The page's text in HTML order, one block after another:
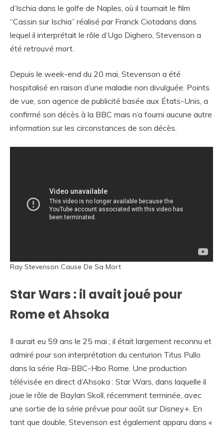
d’Ischia dans le golfe de Naples, où il tournait le film
“Cassin sur Ischia” réalisé par Franck Ciotadans dans
lequel il interprétait le rôle d’Ugo Dighero, Stevenson a
été retrouvé mort.
Depuis le week-end du 20 mai, Stevenson a été
hospitalisé en raison d’une maladie non divulguée. Points
de vue, son agence de publicité basée aux États-Unis, a
confirmé son décès à la BBC mais n’a fourni aucune autre
information sur les circonstances de son décès.
Ray Stevenson Cause De Sa Mort
Star Wars : il avait joué pour
Rome et Ahsoka
Il aurait eu 59 ans le 25 mai ; il était largement reconnu et
admiré pour son interprétation du centurion Titus Pullo
dans la série Rai-BBC-Hbo Rome. Une production
télévisée en direct d’Ahsoka : Star Wars, dans laquelle il
joue le rôle de Baylan Skoll, récemment terminée, avec
une sortie de la série prévue pour août sur Disney+. En
tant que double, Stevenson est également apparu dans «